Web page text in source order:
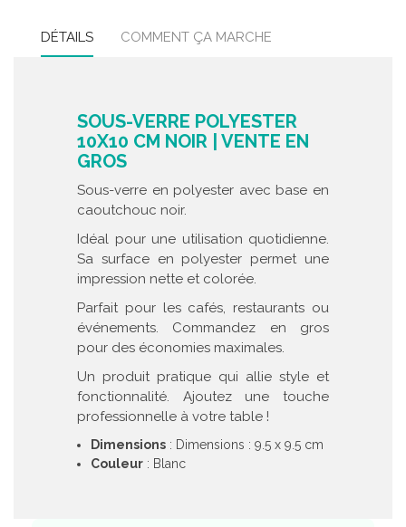
DÉTAILS COMMENT ÇA MARCHE
SOUS-VERRE POLYESTER
10X10 CM NOIR | VENTE EN
GROS
Sous-verre en polyester avec base en
caoutchouc noir.
Idéal pour une utilisation quotidienne.
Sa surface en polyester permet une
impression nette et colorée.
Parfait pour les cafés, restaurants ou
événements. Commandez en gros
pour des économies maximales.
Un produit pratique qui allie style et
fonctionnalité. Ajoutez une touche
professionnelle à votre table !
Dimensions : Dimensions : 9.5 x 9.5 cm
Couleur : Blanc